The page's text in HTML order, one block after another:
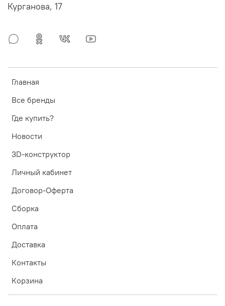
Главная
Все бренды
Где купить?
Новости
3D-конструктор
Личный кабинет
Договор-Оферта
Сборка
Оплата
Доставка
Контакты
Корзина
Курганова, 17